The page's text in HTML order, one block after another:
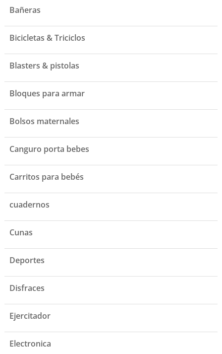
Bañeras
Bicicletas & Triciclos
Blasters & pistolas
Bloques para armar
Bolsos maternales
Canguro porta bebes
Carritos para bebés
cuadernos
Cunas
Deportes
Disfraces
Ejercitador
Electronica